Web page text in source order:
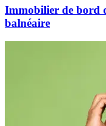
Immobilier de bord
balnéaire